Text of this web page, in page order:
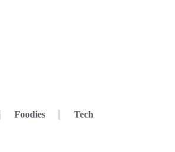
Foodies Tech